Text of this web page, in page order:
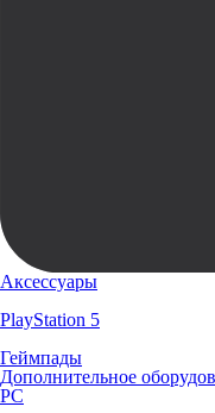
Аксессуары
PlayStation 5
Геймпады
Дополнительное
PC